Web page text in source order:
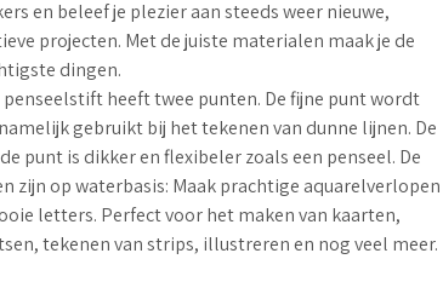
en beleef je plezier aan steeds weer nieuwe,
projecten. Met de juiste materialen maak je de
dingen.
penseelstift heeft twee punten. De fijne punt wordt
gebruikt bij het tekenen van dunne lijnen. De
punt is dikker en flexibeler zoals een penseel. De
zijn op waterbasis: Maak prachtige aquarelverlopen
letters. Perfect voor het maken van kaarten,
tekenen van strips, illustreren en nog veel meer.